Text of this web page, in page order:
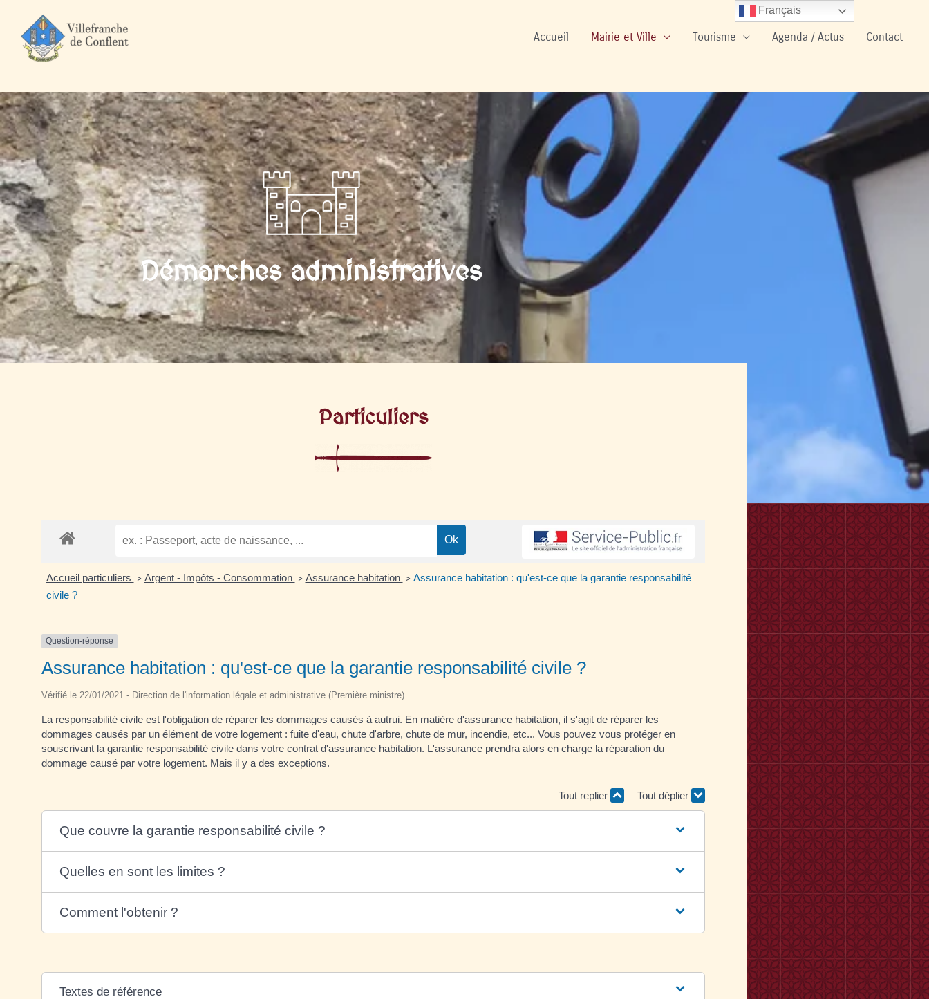
Accueil Mairie et Ville Tourisme Agenda / Actus Contact
Démarches administratives
Particuliers
Accueil particuliers > Argent - Impôts - Consommation > Assurance habitation > Assurance habitation : qu'est-ce que la garantie responsabilité
civile ?
Question-réponse
Assurance habitation : qu'est-ce que la garantie responsabilité civile ?
Vérifié le 22/01/2021 - Direction de l'information légale et administrative (Première ministre)
La responsabilité civile est l'obligation de réparer les dommages causés à autrui. En matière d'assurance habitation, il s'agit de réparer les
dommages causés par un élément de votre logement : fuite d'eau, chute d'arbre, chute de mur, incendie, etc... Vous pouvez vous protéger en
souscrivant la garantie responsabilité civile dans votre contrat d'assurance habitation. L'assurance prendra alors en charge la réparation du
dommage causé par votre logement. Mais il y a des exceptions.
Tout replier Tout déplier
Que couvre la garantie responsabilité civile ?
Quelles en sont les limites ?
Comment l'obtenir ?
Textes de référence
Français